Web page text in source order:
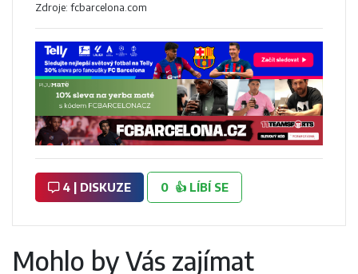
Zdroje: fcbarcelona.com
4 | DISKUZE 0 👍 LÍBÍ SE
Mohlo by Vás zajímat